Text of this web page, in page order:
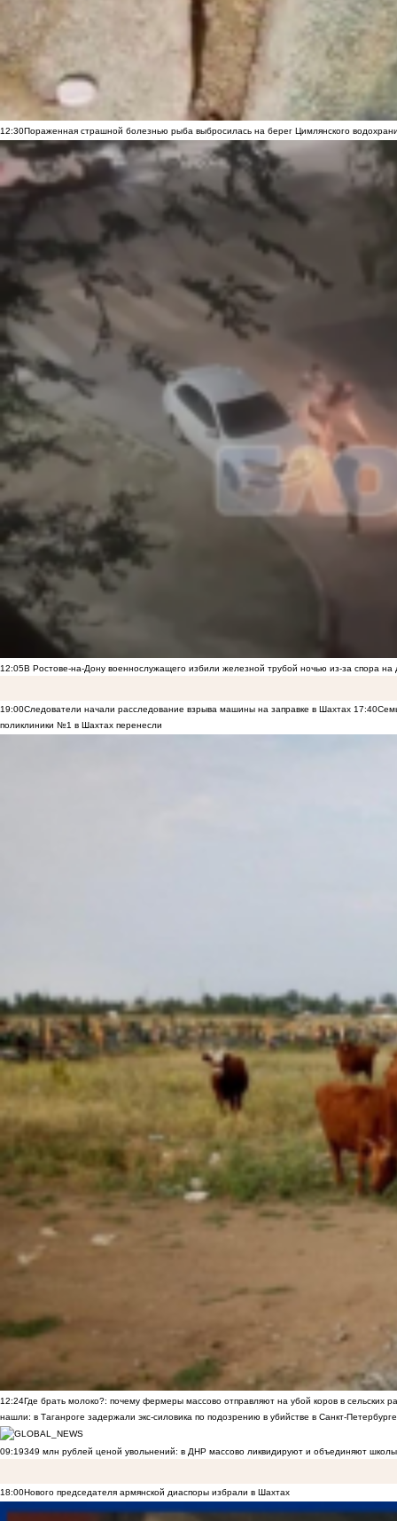
12:30Пораженная страшной болезнью рыба выбросилась на берег Цимлянского
12:05В Ростове-на-Дону военнослужащего избили железной трубой ночью из-за спора на
19:00Следователи начали расследование взрыва машины на заправке в Шахтах 17:40
поликлиники №1 в Шахтах перенесли
12:24Где брать молоко?: почему фермеры массово отправляют на убой коров в сельских
нашли: в Таганроге задержали экс-силовика по подозрению в убийстве в Санкт-Петербурге
09:19349 млн рублей ценой увольнений: в ДНР массово ликвидируют и объединяют
18:00Нового председателя армянской диаспоры избрали в Шахтах